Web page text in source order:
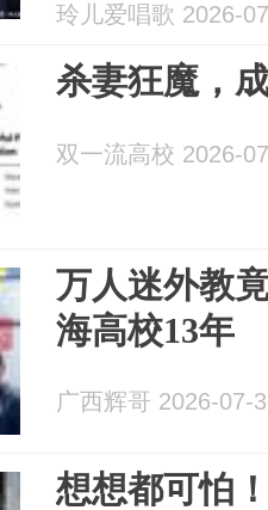
玲儿爱唱歌 2026-
杀妻狂魔，
双一流高校 2026-
万人迷外教
海高校13年
广西辉哥 2026-07-
想想都可怕